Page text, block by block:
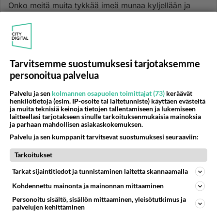
Onko meitä muita tykkää imeä munaa kyljellään ja
jotakin...
26.05.2026 05:17
Ei helposti seiso mutta imen ja otan sisään runkkaus
myös ok vanhempi mies ota yhteyttä ja anna kyrpää...
26.05.2026 05:24
Vastattu 15pv
Kuk i röven
Onko Ruotsissa asuvia bi homo Miehiä Tukholmassa
oon muuttamassa takaisin sinne...
Tarvitsemme suostumuksesi tarjotaksemme
personoitua palvelua
Palvelu ja sen kolmannen osapuolen toimittajat (73) keräävät
henkilötietoja (esim. IP-osoite tai laitetunniste) käyttäen evästeitä
ja muita teknisiä keinoja tietojen tallentamiseen ja lukemiseen
laitteellasi tarjotakseen sinulle tarkoituksenmukaisia mainoksia
ja parhaan mahdollisen asiakaskokemuksen.
Palvelu ja sen kumppanit tarvitsevat suostumuksesi seuraaviin:
Tarkoitukset
Tarkat sijaintitiedot ja tunnistaminen laitetta skannaamalla
Kohdennettu mainonta ja mainonnan mittaaminen
Personoitu sisältö, sisällön mittaaminen, yleisötutkimus ja
palvelujen kehittäminen